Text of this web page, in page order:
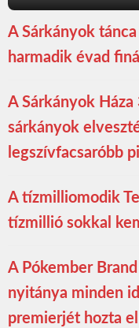
A Sárkányok
harmadik évad
A Sárkányok
sárkányok
legszívfacsaróbb
A tízmilliomodik
tízmillió sokkal
A Pókember
nyitánya minden
premierjét hozta el